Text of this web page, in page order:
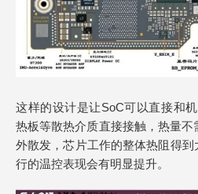
这样的设计是让SoC可以直接和
热板等散热介质直接接触，热量
外散发，芯片工作的整体热阻得
行的温控表现会有明显提升。